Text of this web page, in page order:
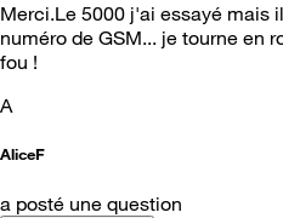
Merci.Le 5000 j'ai essayé mais
numéro de GSM... je tourne en
fou !
A
AliceF
a posté une question